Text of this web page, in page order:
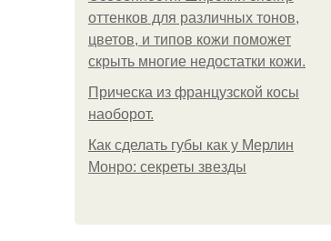
оттенков для различных тонов,
цветов, и типов кожи поможет
скрыть многие недостатки кожи.
Прическа из французской косы
наоборот.
Как сделать губы как у Мерлин
Монро: секреты звезды